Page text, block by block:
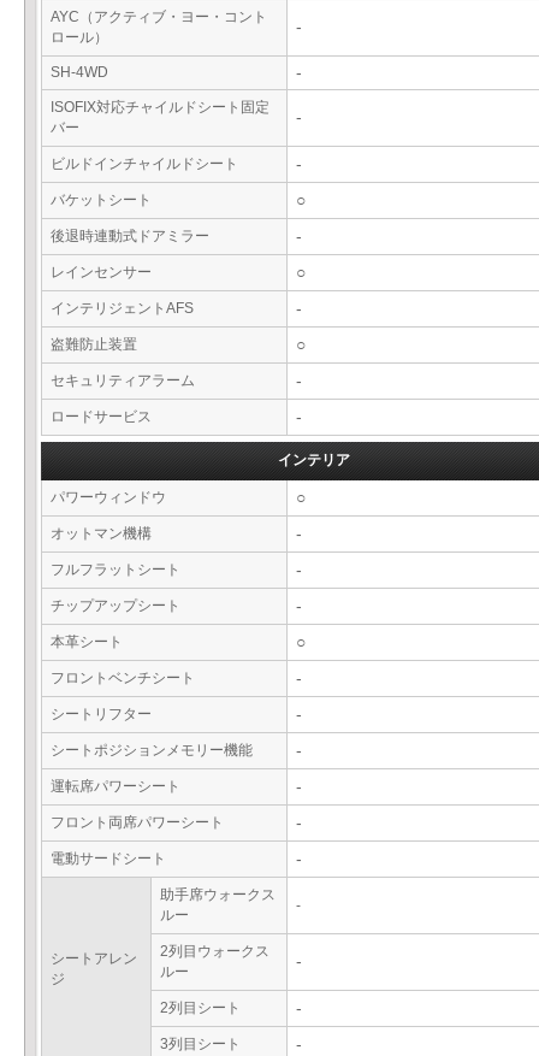
AYC（アクティブ・ヨー・コント
ロール）
-
SH-4WD -
ISOFIX対応チャイルドシート固定
バー
-
ビルドインチャイルドシート -
バケットシート ○
後退時連動式ドアミラー -
レインセンサー ○
インテリジェントAFS -
盗難防止装置 ○
セキュリティアラーム -
ロードサービス -
インテリア
パワーウィンドウ ○
オットマン機構 -
フルフラットシート -
チップアップシート -
本革シート ○
フロントベンチシート -
シートリフター -
シートポジションメモリー機能 -
運転席パワーシート -
フロント両席パワーシート -
電動サードシート -
シートアレン
ジ
助手席ウォークス
ルー
-
2列目ウォークス
ルー
-
2列目シート -
3列目シート -